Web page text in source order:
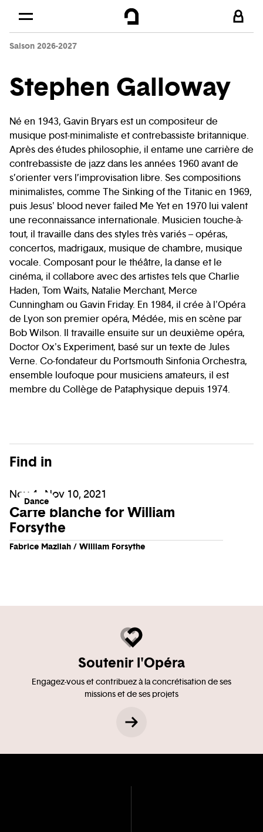
Skip to
Saison 2026-2027
Stephen Galloway
Né en 1943, Gavin Bryars est un compositeur de
musique post-minimaliste et contrebassiste britannique.
Après des études philosophie, il entame une carrière de
contrebassiste de jazz dans les années 1960 avant de
s’orienter vers l’improvisation libre. Ses compositions
minimalistes, comme The Sinking of the Titanic en 1969,
puis Jesus' blood never failed Me Yet en 1970 lui valent
une reconnaissance internationale. Musicien touche-à-
tout, il travaille dans des styles très variés – opéras,
concertos, madrigaux, musique de chambre, musique
vocale. Composant pour le théâtre, la danse et le
cinéma, il collabore avec des artistes tels que Charlie
Haden, Tom Waits, Natalie Merchant, Merce
Cunningham ou Gavin Friday. En 1984, il crée à l'Opéra
de Lyon son premier opéra, Médée, mis en scène par
Bob Wilson. Il travaille ensuite sur un deuxième opéra,
Doctor Ox's Experiment, basé sur un texte de Jules
Verne. Co-fondateur du Portsmouth Sinfonia Orchestra,
ensemble loufoque pour musiciens amateurs, il est
membre du Collège de Pataphysique depuis 1974.
Find in
Dance
Nov 4 - Nov 10, 2021
Carte blanche for William
Forsythe
Fabrice Mazliah / William Forsythe
Soutenir l'Opéra
Engagez-vous et contribuez à la concrétisation de ses
missions et de ses projets